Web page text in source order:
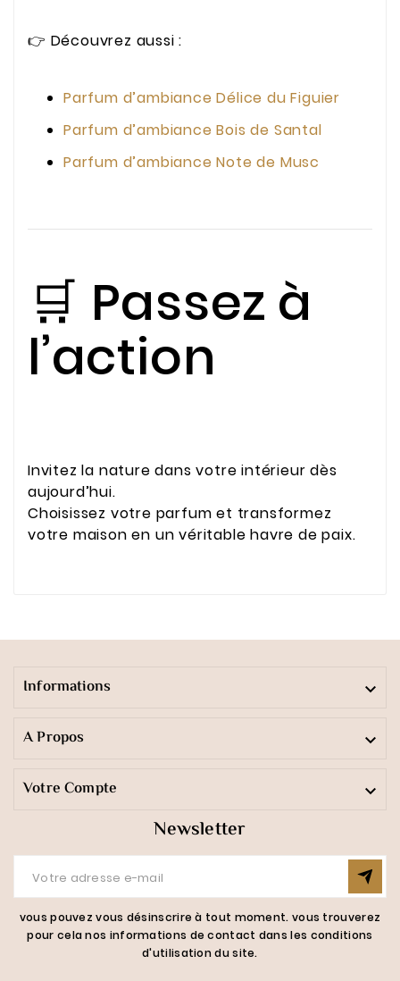
👉 Découvrez aussi :
Parfum d’ambiance Délice du Figuier
Parfum d’ambiance Bois de Santal
Parfum d’ambiance Note de Musc
🛒 Passez à
l’action
Invitez la nature dans votre intérieur dès
aujourd’hui.
Choisissez votre parfum et transformez
votre maison en un véritable havre de paix.
Informations 
A Propos 
Votre Compte 
Newsletter
vous pouvez vous désinscrire à tout moment. vous trouverez
pour cela nos informations de contact dans les conditions
d'utilisation du site.